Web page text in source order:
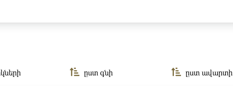
ըստ գնի ըստ ավարտի